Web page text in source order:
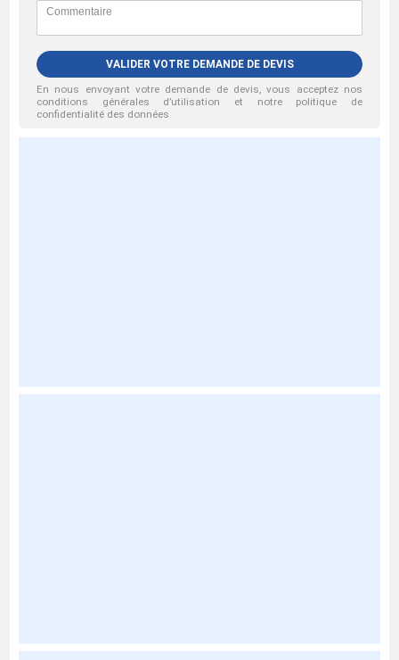
VALIDER VOTRE DEMANDE DE DEVIS
En nous envoyant votre demande de devis, vous acceptez nos
conditions générales d’utilisation et notre politique de
confidentialité des données